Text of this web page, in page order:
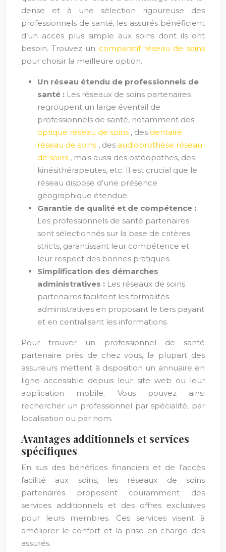
dense et à une sélection rigoureuse des
professionnels de santé, les assurés bénéficient
d’un accès plus simple aux soins dont ils ont
besoin. Trouvez un comparatif réseau de soins
pour choisir la meilleure option.
Un réseau étendu de professionnels de
santé : Les réseaux de soins partenaires
regroupent un large éventail de
professionnels de santé, notamment des
optique réseau de soins , des dentaire
réseau de soins , des audioprothèse réseau
de soins , mais aussi des ostéopathes, des
kinésithérapeutes, etc. Il est crucial que le
réseau dispose d’une présence
géographique étendue.
Garantie de qualité et de compétence :
Les professionnels de santé partenaires
sont sélectionnés sur la base de critères
stricts, garantissant leur compétence et
leur respect des bonnes pratiques.
Simplification des démarches
administratives : Les réseaux de soins
partenaires facilitent les formalités
administratives en proposant le tiers payant
et en centralisant les informations.
Pour trouver un professionnel de santé
partenaire près de chez vous, la plupart des
assureurs mettent à disposition un annuaire en
ligne accessible depuis leur site web ou leur
application mobile. Vous pouvez ainsi
rechercher un professionnel par spécialité, par
localisation ou par nom.
Avantages additionnels et services
spécifiques
En sus des bénéfices financiers et de l’accès
facilité aux soins, les réseaux de soins
partenaires proposent couramment des
services additionnels et des offres exclusives
pour leurs membres. Ces services visent à
améliorer le confort et la prise en charge des
assurés.